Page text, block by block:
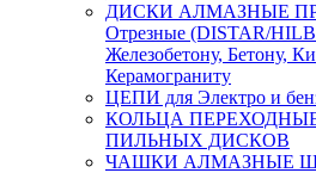
ДИСКИ АЛМАЗНЫЕ
Отрезные (DISTAR/
Железобетону, Бетону,
Керамограниту
ЦЕПИ для Электро и
КОЛЬЦА
ПИЛЬНЫХ ДИСКОВ
ЧАШКИ АЛМАЗНЫЕ